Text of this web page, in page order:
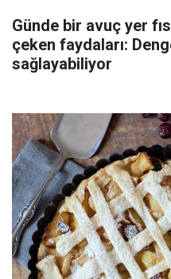
Günde bir avuç yer
çeken faydaları:
sağlayabiliyor